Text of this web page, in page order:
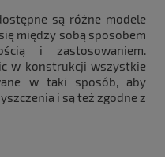
są różne modele
między sobą sposobem
i zastosowaniem.
w konstrukcji wszystkie
w taki sposób, aby
i są też zgodne z